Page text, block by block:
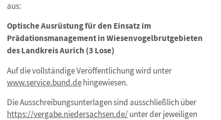
aus:
Optische Ausrüstung für den Einsatz im
Prädationsmanagement in Wiesenvogelbrutgebieten
des Landkreis Aurich (3 Lose)
Auf die vollständige Veröffentlichung wird unter
www.service.bund.dehingewiesen.
Die Ausschreibungsunterlagen sind ausschließlich über
https://vergabe.niedersachsen.de/unter der jeweiligen